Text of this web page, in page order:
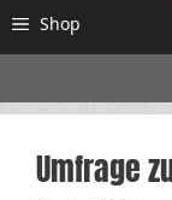
Shop
Umfrage